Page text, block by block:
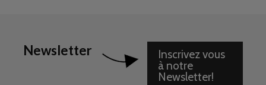
Newsletter
Inscrivez vous
à notre
Newsletter!